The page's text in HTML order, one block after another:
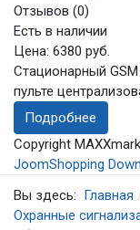
Отзывов (0)
Есть в наличии
Цена: 6380 руб.
Стационарный
пульте
Подробнее
Copyright
JoomShopping
Вы здесь: Главная
Охранные